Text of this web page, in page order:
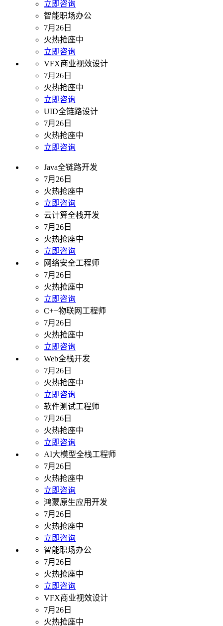
立即咨询
智能职场办公
7月26日
火热抢座中
立即咨询
VFX商业视效设计
7月26日
火热抢座中
立即咨询
UID全链路设计
7月26日
火热抢座中
立即咨询
Java全链路开发
7月26日
火热抢座中
立即咨询
云计算全栈开发
7月26日
火热抢座中
立即咨询
网络安全工程师
7月26日
火热抢座中
立即咨询
C++物联网工程师
7月26日
火热抢座中
立即咨询
Web全栈开发
7月26日
火热抢座中
立即咨询
软件测试工程师
7月26日
火热抢座中
立即咨询
AI大模型全栈工程师
7月26日
火热抢座中
立即咨询
鸿蒙原生应用开发
7月26日
火热抢座中
立即咨询
智能职场办公
7月26日
火热抢座中
立即咨询
VFX商业视效设计
7月26日
火热抢座中